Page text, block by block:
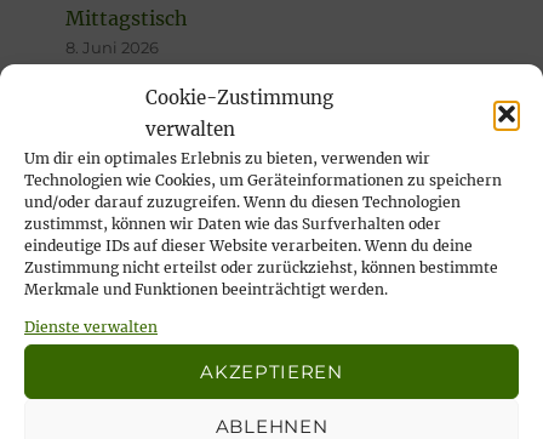
Cookie-Zustimmung
verwalten
Um dir ein optimales Erlebnis zu bieten, verwenden wir
Technologien wie Cookies, um Geräteinformationen zu speichern
und/oder darauf zuzugreifen. Wenn du diesen Technologien
zustimmst, können wir Daten wie das Surfverhalten oder
eindeutige IDs auf dieser Website verarbeiten. Wenn du deine
Zustimmung nicht erteilst oder zurückziehst, können bestimmte
Merkmale und Funktionen beeinträchtigt werden.
Dienste verwalten
AKZEPTIEREN
ABLEHNEN
Mittagstisch
8. Juni 2026
Wir nehmen Abschied von unserer lieben
Ilse Risch
4. Mai 2026
… immer wieder sonntags, tata!
21. April 2026
Rückblick auf das Karfreitags-Fischessen
14. April 2026
Nachlese Rosenmontagsparty 2026: es